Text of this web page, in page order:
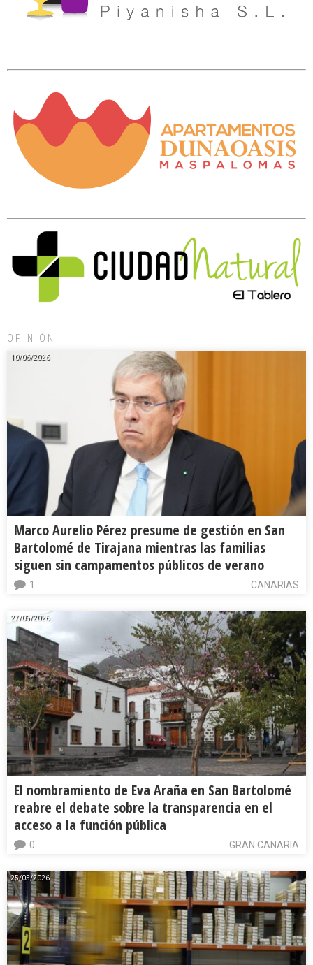
OPINIÓN
10/06/2026
Marco Aurelio Pérez presume de gestión en San
Bartolomé de Tirajana mientras las familias
siguen sin campamentos públicos de verano
CANARIAS
1
27/05/2026
El nombramiento de Eva Araña en San Bartolomé
reabre el debate sobre la transparencia en el
acceso a la función pública
GRAN CANARIA
0
25/05/2026